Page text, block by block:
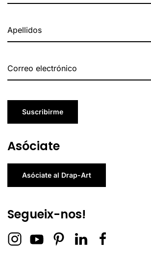
Suscribirme
Asóciate
Asóciate al Drap-Art
Segueix-nos!